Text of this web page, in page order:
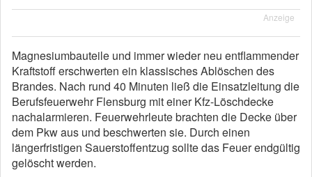
Anzeige
Magnesiumbauteile und immer wieder neu entflammender
Kraftstoff erschwerten ein klassisches Ablöschen des
Brandes. Nach rund 40 Minuten ließ die Einsatzleitung die
Berufsfeuerwehr Flensburg mit einer Kfz-Löschdecke
nachalarmieren. Feuerwehrleute brachten die Decke über
dem Pkw aus und beschwerten sie. Durch einen
längerfristigen Sauerstoffentzug sollte das Feuer endgültig
gelöscht werden.